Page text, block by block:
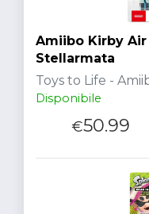
Amiibo Kirby
Stellarmata
Toys to Life -
Disponibile
€50.99